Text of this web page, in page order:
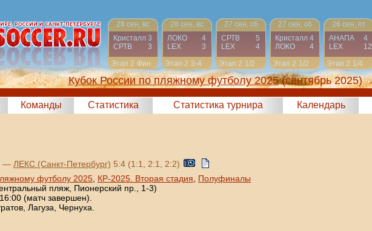
28 сен, вс
Кристалл 3
СРТВ
3
Этап 2 Фин
28 сен, вс
ЛОКО
4
LEX
3
Этап 2 3-4
27 сен, сб
СРТВ
5
LEX
4
Этап 2 1/2
27 сен, сб
Кристалл 4
ЛОКО
4
Этап 2 1/2
26 сен, пт
АНАПА
4
LEX
12
Этап 2 1/4
Кубок России по пляжному футболу 2025 (сентябрь 2025)
Команды Статистика Статистика турнира Календарь
— ЛЕКС (Санкт-Петербург) 5:4 (1:1, 2:1, 2:2)
футболу 2025 КР-2025. Вторая стадия
Полуфиналы
пляж, Пионерский пр., 1-3)
(матч завершен).
Лагуза, Чернуха.